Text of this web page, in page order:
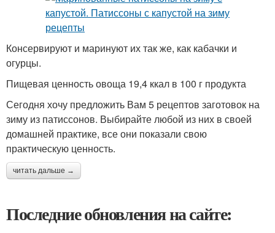
Консервируют и маринуют их так же, как кабачки и
огурцы.
Пищевая ценность овоща 19,4 ккал в 100 г продукта
Сегодня хочу предложить Вам 5 рецептов заготовок на
зиму из патиссонов. Выбирайте любой из них в своей
домашней практике, все они показали свою
практическую ценность.
читать дальше →
Последние обновления на сайте: